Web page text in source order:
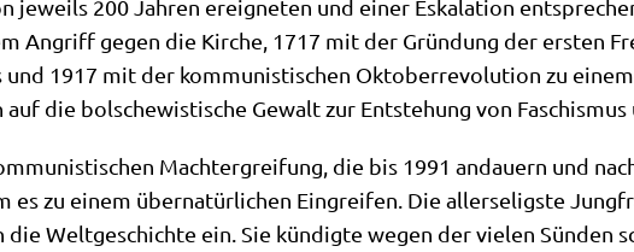
jeweils 200 Jah­ren ereig­ne­ten und einer Eska­la­ti­on
Angriff gegen die Kir­che, 1717 mit der Grün­dung der ersten
1917 mit der kom­mu­ni­sti­schen Okto­ber­re­vo­lu­ti­on zu
auf die bol­sche­wi­sti­sche Gewalt zur Ent­ste­hung von
Macht­er­grei­fung, die bis 1991 andau­ern und
es zu einem über­na­tür­li­chen Ein­grei­fen. Die aller­se­lig­ste
Welt­ge­schich­te ein. Sie kün­dig­te wegen der vie­len Sün­den